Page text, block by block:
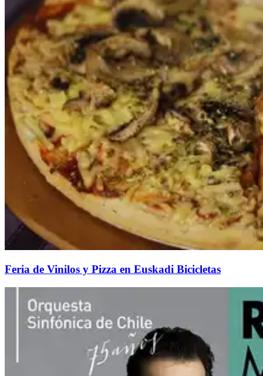
Feria de Vinilos y Pizza en Euskadi Bicicletas